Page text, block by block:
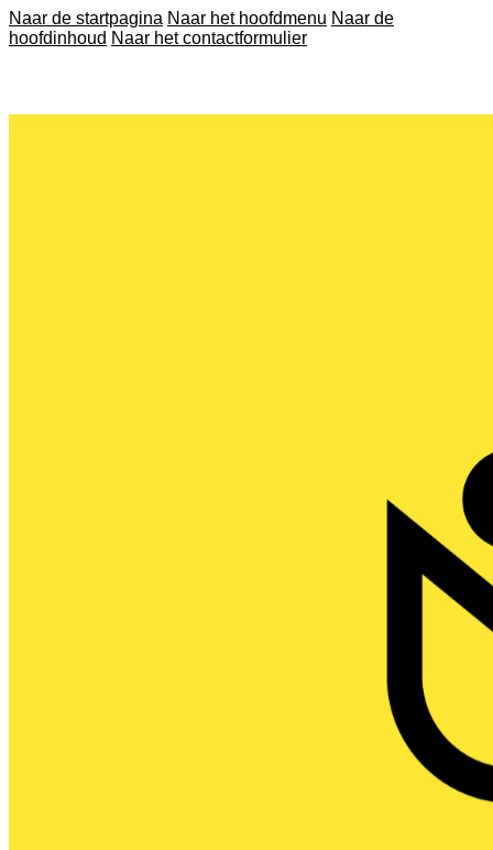
Naar de startpagina Naar het hoofdmenu Naar de
hoofdinhoud Naar het contactformulier